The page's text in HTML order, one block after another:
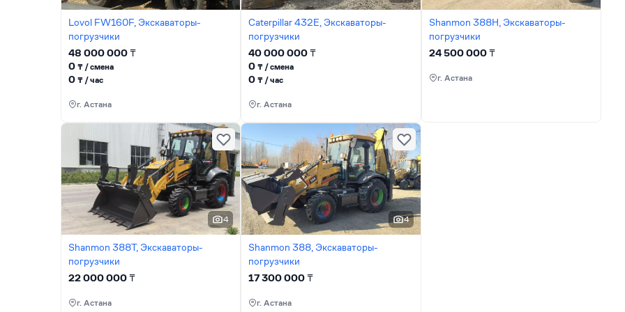
Lovol FW160F, Экскаваторы-
погрузчики
48 000 000₸
0 ₸ / сменa
0 ₸ / час
г. Астана
Caterpillar 432E, Экскаваторы-
погрузчики
40 000 000₸
0₸ / сменa
0₸ / час
г. Астана
Shanmon 388H, Экскаваторы-
погрузчики
24 500 000₸
г. Астана
4
Shanmon 388T, Экскаваторы-
погрузчики
22 000 000₸
г. Астана
4
Shanmon 388, Экскаваторы-
погрузчики
17 300 000₸
г. Астана